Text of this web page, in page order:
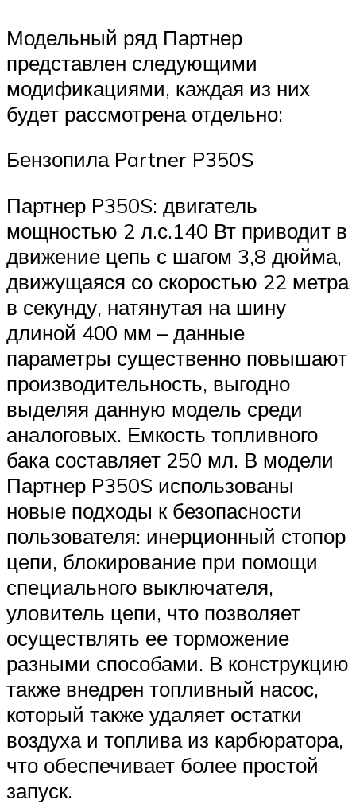
Модельный ряд Партнер
представлен следующими
модификациями, каждая из них
будет рассмотрена отдельно:
Бензопила Partner P350S
Партнер P350S: двигатель
мощностью 2 л.с.140 Вт приводит в
движение цепь с шагом 3,8 дюйма,
движущаяся со скоростью 22 метра
в секунду, натянутая на шину
длиной 400 мм – данные
параметры существенно повышают
производительность, выгодно
выделяя данную модель среди
аналоговых. Емкость топливного
бака составляет 250 мл. В модели
Партнер P350S использованы
новые подходы к безопасности
пользователя: инерционный стопор
цепи, блокирование при помощи
специального выключателя,
уловитель цепи, что позволяет
осуществлять ее торможение
разными способами. В конструкцию
также внедрен топливный насос,
который также удаляет остатки
воздуха и топлива из карбюратора,
что обеспечивает более простой
запуск.